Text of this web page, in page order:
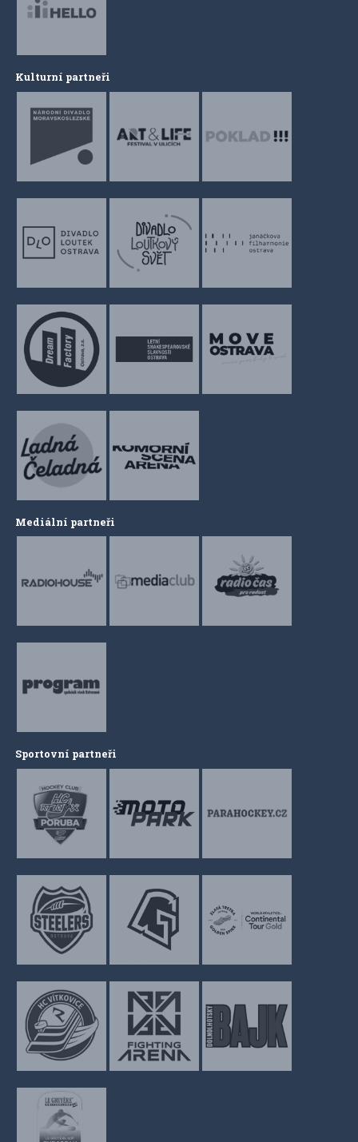
Kulturní partneři
Mediální partneři
Sportovní partneři